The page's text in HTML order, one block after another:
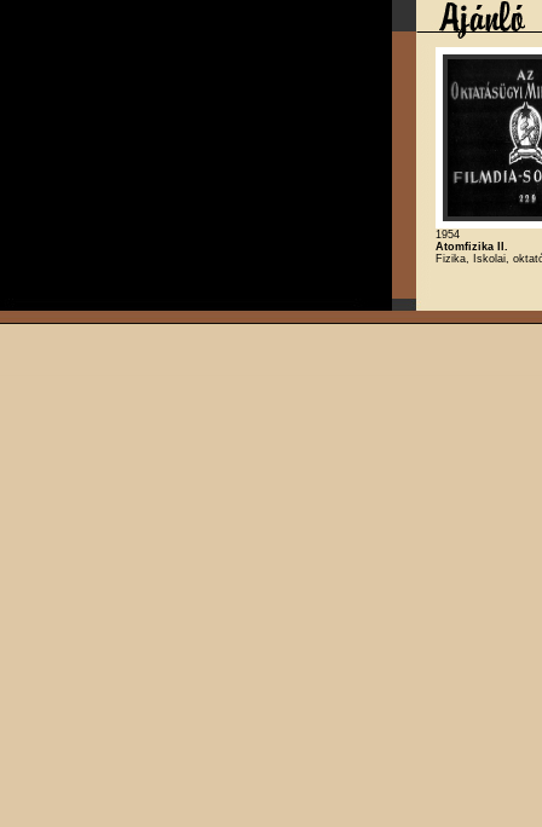
1954
Atomfizika II.
Fizika, Iskolai,